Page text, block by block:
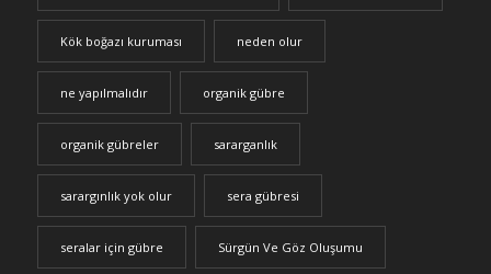
Kök boğazı kuruması neden olur
ne yapılmalıdır organik gübre
organik gübreler sararganlık
sarargınlık yok olur sera gübresi
seralar için gübre Sürgün Ve Göz Oluşumu